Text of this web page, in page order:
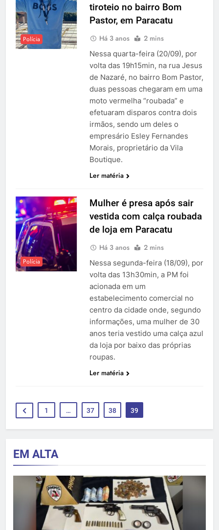
Polícia
tiroteio no bairro Bom
Pastor, em Paracatu
Há 3 anos 2 mins
Nessa quarta-feira (20/09), por
volta das 19h15min, na rua Jesus
de Nazaré, no bairro Bom Pastor,
duas pessoas chegaram em uma
moto vermelha “roubada” e
efetuaram disparos contra dois
irmãos, sendo um deles o
empresário Esley Fernandes
Morais, proprietário da Vila
Boutique.
Ler matéria
Polícia
Mulher é presa após sair
vestida com calça roubada
de loja em Paracatu
Há 3 anos 2 mins
Nessa segunda-feira (18/09), por
volta das 13h30min, a PM foi
acionada em um
estabelecimento comercial no
centro da cidade onde, segundo
informações, uma mulher de 30
anos teria vestido uma calça azul
da loja por baixo das próprias
roupas.
Ler matéria
1 … 37 38 39
EM ALTA